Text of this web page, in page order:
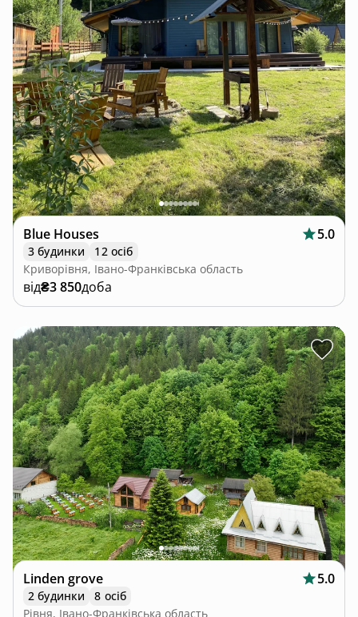
Blue Houses 5.0
3 будинки
12 осіб
Криворівня, Івано-Франківська область
від₴3 850доба
Linden grove 5.0
2 будинки
8 осіб
Рівня, Івано-Франківська область